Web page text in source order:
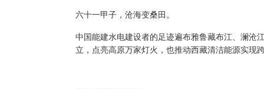
六十一甲子，沧海变桑田。
中国能建水电建设者的足迹遍布雅鲁藏布江、澜沧
立，点亮高原万家灯火，也推动西藏清洁能源实现